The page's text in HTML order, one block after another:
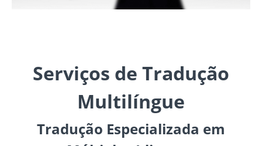
Serviços de Tradução
Multilíngue
Tradução Especializada em